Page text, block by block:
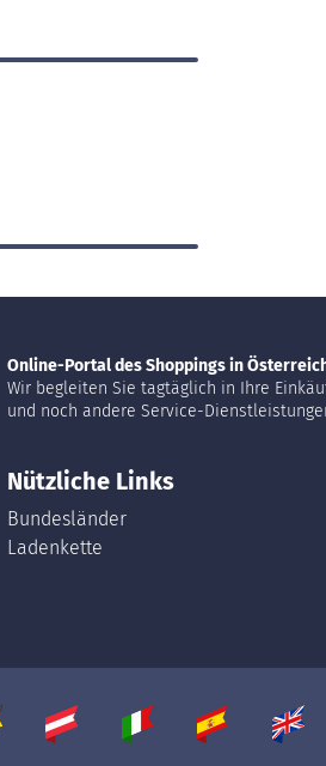
Online-Portal des Shoppings in
Wir begleiten Sie tagtäglich in Ihre
und noch andere Service-
Nützliche Links
Bundesländer
Ladenkette